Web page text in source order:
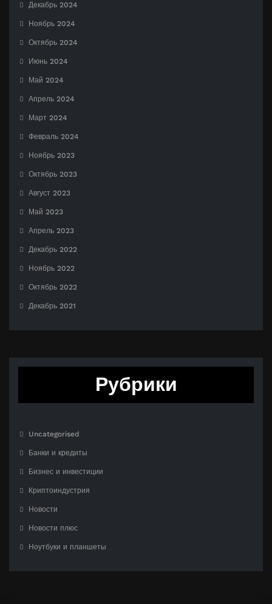
Декабрь 2024
Ноябрь 2024
Октябрь 2024
Июнь 2024
Май 2024
Апрель 2024
Март 2024
Февраль 2024
Ноябрь 2023
Октябрь 2023
Август 2023
Май 2023
Апрель 2023
Декабрь 2022
Ноябрь 2022
Октябрь 2022
Декабрь 2021
Рубрики
Uncategorised
Банки и кредиты
Бизнес и инвестиции
Криптоиндустрия
Новости
Новости плюс
Ноутбуки и планшеты